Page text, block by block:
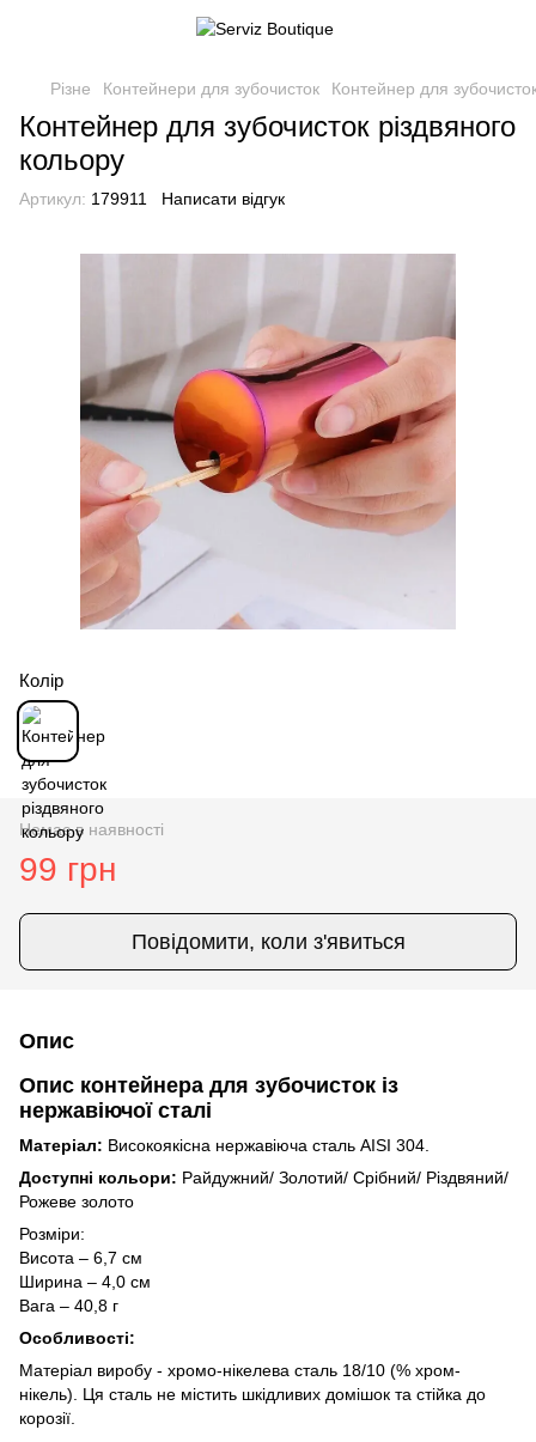
Різне Контейнери для зубочисток Контейнер для
Контейнер для зубочисток різдвяного
кольору
Артикул: 179911 Написати відгук
Колір
Немає в наявності
99 грн
Повідомити, коли з'явиться
Опис
Опис контейнера для зубочисток із
нержавіючої сталі
Матеріал: Високоякісна нержавіюча сталь AISI 304.
Доступні кольори: Райдужний/ Золотий/ Срібний/ Різдвяний/
Рожеве золото
Розміри:
Висота – 6,7 см
Ширина – 4,0 см
Вага – 40,8 г
Особливості:
Матеріал виробу - хромо-нікелева сталь 18/10 (% хром-
нікель). Ця сталь не містить шкідливих домішок та стійка до
корозії.